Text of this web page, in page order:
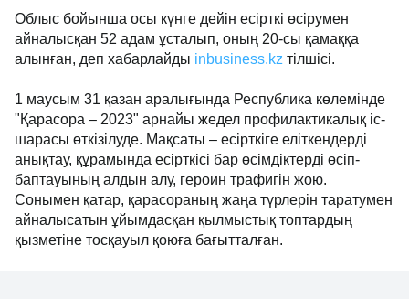
Облыс бойынша осы күнге дейін есірткі өсірумен
айналысқан 52 адам ұсталып, оның 20-сы қамаққа
алынған, деп хабарлайды inbusiness.kz тілшісі.
1 маусым 31 қазан аралығында Республика көлемінде
"Қарасора – 2023" арнайы жедел профилактикалық іс-
шарасы өткізілуде. Мақсаты – есірткіге еліткендерді
анықтау, құрамында есірткісі бар өсімдіктерді өсіп-
баптауының алдын алу, героин трафигін жою.
Сонымен қатар, қарасораның жаңа түрлерін таратумен
айналысатын ұйымдасқан қылмыстық топтардың
қызметіне тосқауыл қоюға бағытталған.